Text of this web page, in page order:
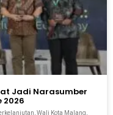
Jadi Narasumber
2026
Wali Kota Malang,